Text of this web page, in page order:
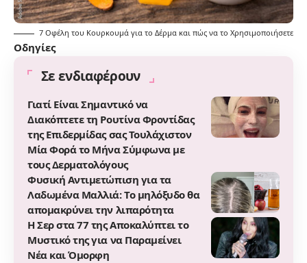
7 Οφέλη του Κουρκουμά για το Δέρμα και πώς να το Χρησιμοποιήσετε
Οδηγίες
Σε ενδιαφέρουν
Γιατί Είναι Σημαντικό να
Διακόπτετε τη Ρουτίνα Φροντίδας
της Επιδερμίδας σας Τουλάχιστον
Μία Φορά το Μήνα Σύμφωνα με
τους Δερματολόγους
Φυσική Αντιμετώπιση για τα
Λαδωμένα Μαλλιά: Το μηλόξυδο θα
απομακρύνει την λιπαρότητα
Η Σερ στα 77 της Αποκαλύπτει το
Μυστικό της για να Παραμείνει
Νέα και Όμορφη